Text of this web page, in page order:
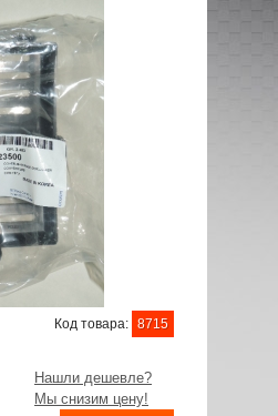
Код товара: 8715
Нашли дешевле?
Мы снизим цену!